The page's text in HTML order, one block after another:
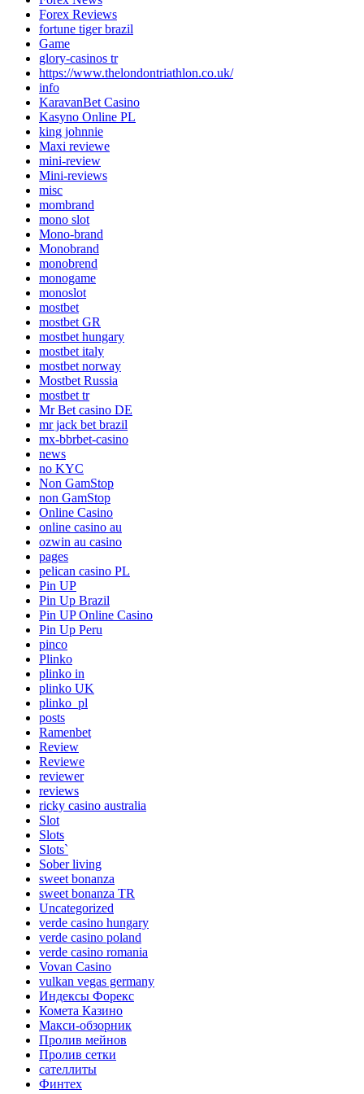
Forex Reviews
fortune tiger brazil
Game
glory-casinos tr
https://www.thelondontriathlon.co.uk/
info
KaravanBet Casino
Kasyno Online PL
king johnnie
Maxi reviewe
mini-review
Mini-reviews
misc
mombrand
mono slot
Mono-brand
Monobrand
monobrend
monogame
monoslot
mostbet
mostbet GR
mostbet hungary
mostbet italy
mostbet norway
Mostbet Russia
mostbet tr
Mr Bet casino DE
mr jack bet brazil
mx-bbrbet-casino
news
no KYC
Non GamStop
non GamStop
Online Casino
online casino au
ozwin au casino
pages
pelican casino PL
Pin UP
Pin Up Brazil
Pin UP Online Casino
Pin Up Peru
pinco
Plinko
plinko in
plinko UK
plinko_pl
posts
Ramenbet
Review
Reviewe
reviewer
reviews
ricky casino australia
Slot
Slots
Slots`
Sober living
sweet bonanza
sweet bonanza TR
Uncategorized
verde casino hungary
verde casino poland
verde casino romania
Vovan Casino
vulkan vegas germany
Индексы Форекс
Комета Казино
Макси-обзорник
Пролив мейнов
Пролив сетки
сателлиты
Финтех